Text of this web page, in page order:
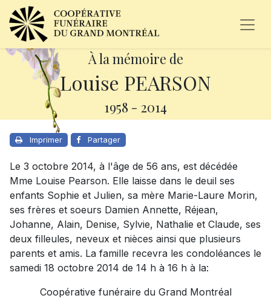
À la mémoire de
Louise PEARSON
1958 - 2014
Imprimer Partager
Le 3 octobre 2014, à l'âge de 56 ans, est décédée
Mme Louise Pearson. Elle laisse dans le deuil ses
enfants Sophie et Julien, sa mère Marie-Laure Morin,
ses frères et soeurs Damien Annette, Réjean,
Johanne, Alain, Denise, Sylvie, Nathalie et Claude, ses
deux filleules, neveux et nièces ainsi que plusieurs
parents et amis. La famille recevra les condoléances le
samedi 18 octobre 2014 de 14 h à 16 h à la:
Coopérative funéraire du Grand Montréal